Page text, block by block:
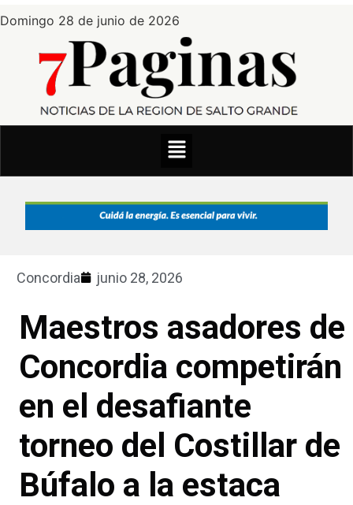
Domingo 28 de junio de 2026
Concordia junio 28, 2026
Maestros asadores de
Concordia competirán
en el desafiante
torneo del Costillar de
Búfalo a la estaca